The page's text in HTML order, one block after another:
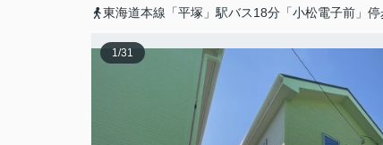
東海道本線「平塚」駅バス18分「小松電子前」
1/31